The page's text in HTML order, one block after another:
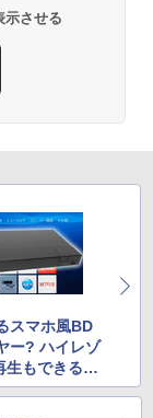
示させる
スマホ風BD
ー? ハイレゾ
生もできるソ
S6500」